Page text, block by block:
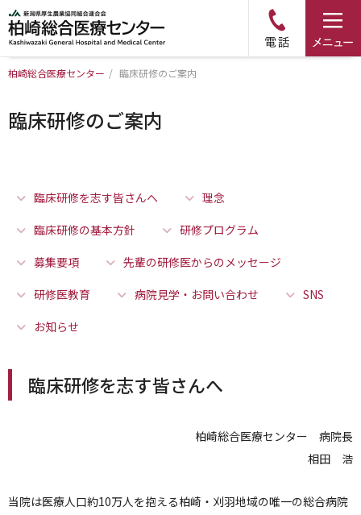
病院について
アクセス
入院のご案内
人間ドックのご案内
病院指標
柏崎総合医療センター / 臨床研修のご案内
臨床研修のご案内
臨床研修を志す皆さんへ
理念
臨床研修の基本方針
研修プログラム
募集要項
先輩の研修医からのメッセージ
研修医教育
病院見学・お問い合わせ
SNS
お知らせ
臨床研修を志す皆さんへ
柏崎総合医療センター 病院長
相田 浩
当院は医療人口約10万人を抱える柏崎・刈羽地域の唯一の総合病院